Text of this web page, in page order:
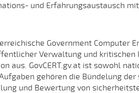
und Erfahrungsaustausch
Government Computer
Verwaltung und
aus. GovCERT.gv.at ist sowohl
gehören die Bündelung
und Bewertung von